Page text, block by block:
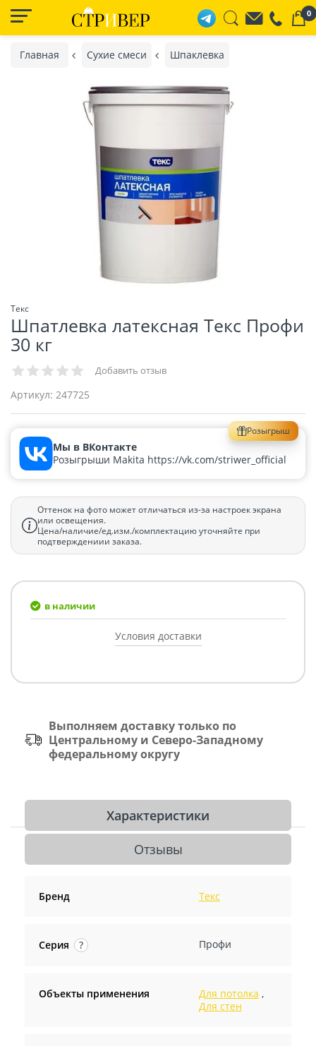
0
Главная Сухие смеси Шпаклевка
Текс
Шпатлевка латексная Текс Профи
30 кг
Добавить отзыв
Артикул: 247725
Розыгрыш
Мы в ВКонтакте
Розыгрыши Makita https://vk.com/striwer_official
Оттенок на фото может отличаться из-за настроек экрана
или освещения.
Цена/наличие/ед.изм./комплектацию уточняйте при
подтверждениии заказа.
в наличии
Условия доставки
Выполняем доставку только по
Центральному и Северо-Западному
федеральному округу
Характеристики
Отзывы
Бренд Текс
Серия ? Профи
Объекты применения Для потолка ,
Для стен